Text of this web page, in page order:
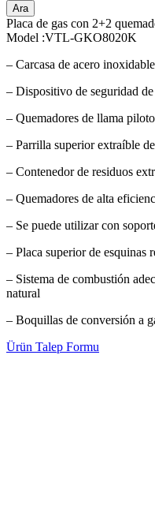
Ara
Placa de gas con 2+2
Model :VTL-GKO8020K
– Carcasa de acero inoxidable
– Dispositivo de seguridad
– Quemadores de llama piloto
– Parrilla superior extraíble
– Contenedor de residuos
– Quemadores de alta
– Se puede utilizar con
– Placa superior de esquinas
– Sistema de combustión
natural
– Boquillas de conversión a
Ürün Talep Formu